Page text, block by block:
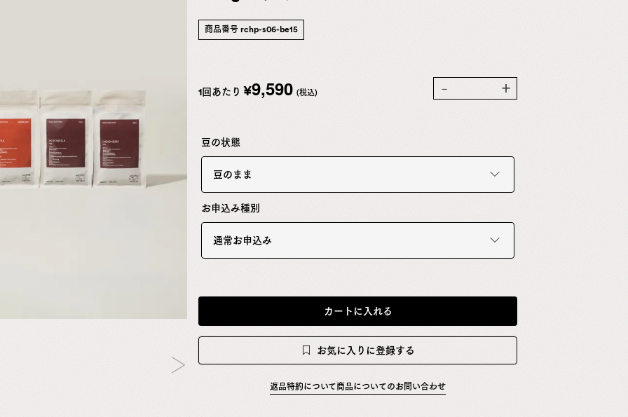
商品番号 rchp-s06-be15
1回あたり ¥9,590 (税込) － ＋
豆の状態
豆のまま
お申込み種別
通常お申込み
カートに入れる
お気に入りに登録する
返品特約について商品についてのお問い合わせ